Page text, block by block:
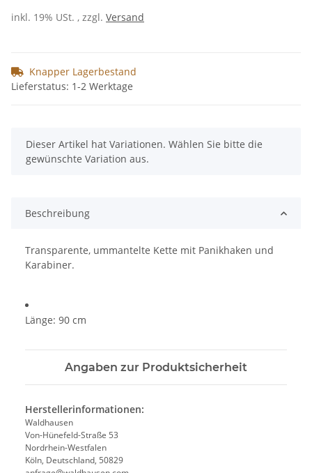
inkl. 19% USt. , zzgl. Versand
Knapper Lagerbestand
Lieferstatus: 1-2 Werktage
x
Dieser Artikel hat Variationen. Wählen Sie bitte die
gewünschte Variation aus.
Beschreibung
Transparente, ummantelte Kette mit Panikhaken und
Karabiner.
Länge: 90 cm
Angaben zur Produktsicherheit
Herstellerinformationen:
Waldhausen
Von-Hünefeld-Straße 53
Nordrhein-Westfalen
Köln, Deutschland, 50829